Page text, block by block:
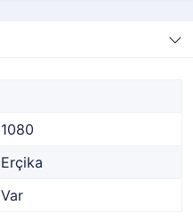
1080
Erçika
Var